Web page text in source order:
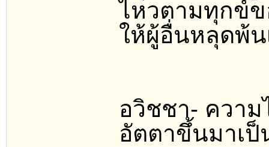
ไหวตามทุกข์ข
ให้ผู้อื่นหลุดพ้น
อวิชชา- ควา
อัตตาขึ้นมาเ